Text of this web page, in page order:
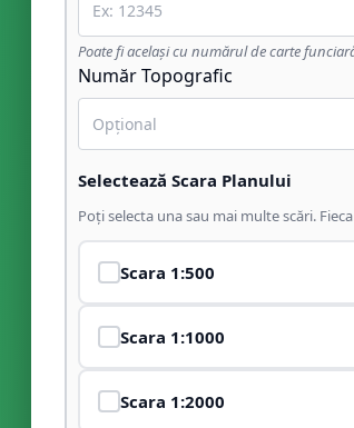
Poate fi același cu numărul de carte
Număr Topografic
Selectează Scara Planului
Poți selecta una sau mai multe scări.
Scara 1:500
Scara 1:1000
Scara 1:2000